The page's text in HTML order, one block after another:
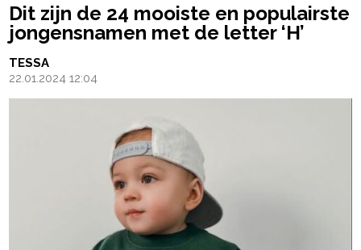
Dit zijn de 24 mooiste en populairste
jongensnamen met de letter ‘H’
TESSA
22.01.2024 12:04